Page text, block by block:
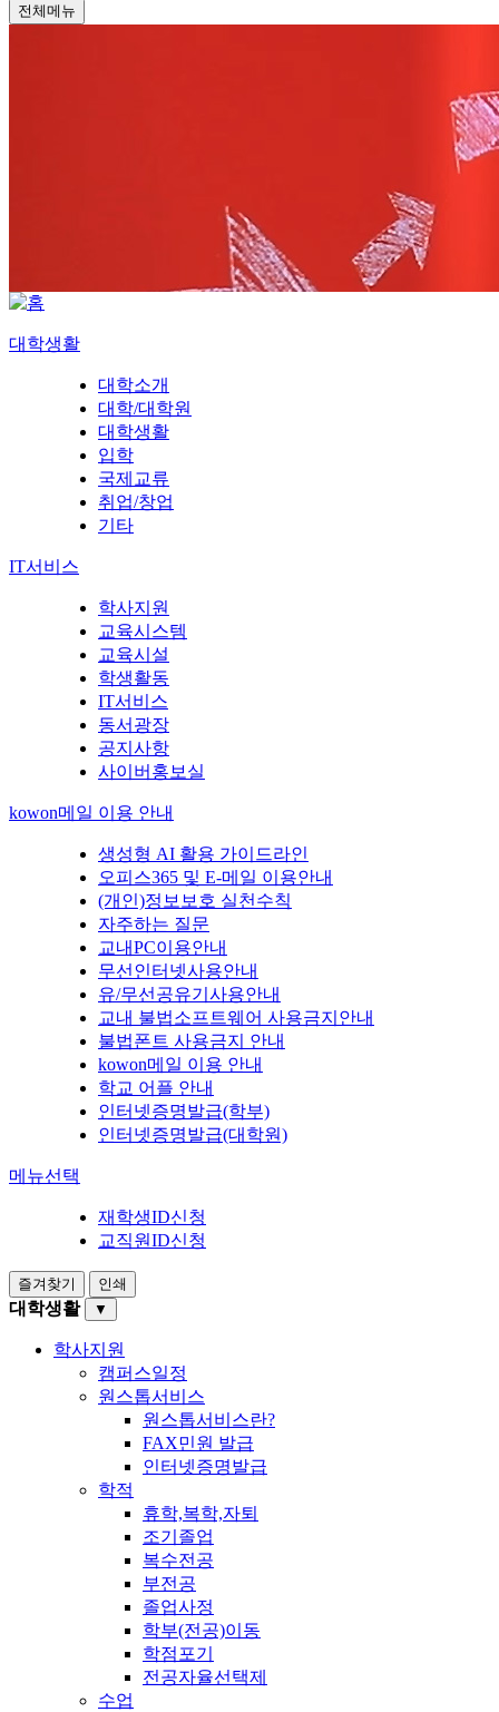
전체메뉴
대학생활
대학소개
대학/대학원
대학생활
입학
국제교류
취업/창업
기타
IT서비스
학사지원
교육시스템
교육시설
학생활동
IT서비스
동서광장
공지사항
사이버홍보실
kowon메일 이용 안내
생성형 AI 활용 가이드라인
오피스365 및 E-메일 이용안내
(개인)정보보호 실천수칙
자주하는 질문
교내PC이용안내
무선인터넷사용안내
유/무선공유기사용안내
교내 불법소프트웨어 사용금지안내
불법폰트 사용금지 안내
kowon메일 이용 안내
학교 어플 안내
인터넷증명발급(학부)
인터넷증명발급(대학원)
메뉴선택
재학생ID신청
교직원ID신청
즐겨찾기 인쇄
대학생활 ▼
학사지원
캠퍼스일정
원스톱서비스
원스톱서비스란?
FAX민원 발급
인터넷증명발급
학적
휴학,복학,자퇴
조기졸업
복수전공
부전공
졸업사정
학부(전공)이동
학점포기
전공자율선택제
수업